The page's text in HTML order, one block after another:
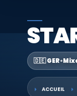
🇩🇪 GER•
ACCUEIL